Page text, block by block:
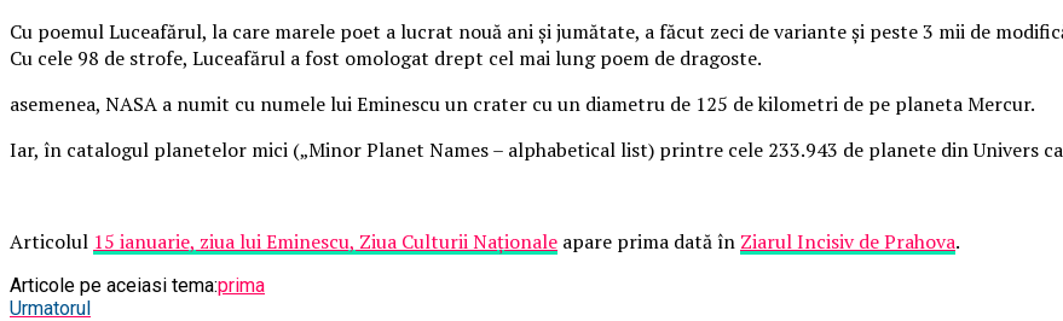
Cu poemul Luceafărul, la care marele poet a lucrat nouă ani şi jumătate, a făcut zeci de variante şi peste 3 mii de
Cu cele 98 de strofe, Luceafărul a fost omologat drept cel mai lung poem de dragoste.
asemenea, NASA a numit cu numele lui Eminescu un crater cu un diametru de 125 de kilometri de pe planeta Mercur.
Iar, în catalogul planetelor mici („Minor Planet Names – alphabetical list) printre cele 233.943 de planete din Univers
Articolul 15 ianuarie, ziua lui Eminescu, Ziua Culturii Naţionale apare prima dată în Ziarul Incisiv de Prahova.
Articole pe aceiasi tema:prima
Urmatorul